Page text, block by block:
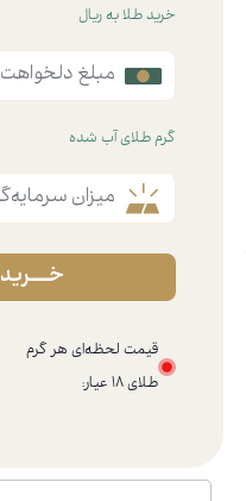
خرید طلا به ریال
گرم طلای آب شده
خـــرید
قیمت لحظه‌ای هر گرم
طلای ۱۸ عیار: